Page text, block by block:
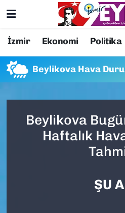
İzmir Ekonomi Politika
Beylikova Hava
Beylikova
Haftalık
ŞU
Resmi İlanlar
BİLİM
EĞİTİM
EKONOMİ
Konak Nöbetçi
Konak Hava Durumu
Süper Lig Puan
Tüm Manşetler